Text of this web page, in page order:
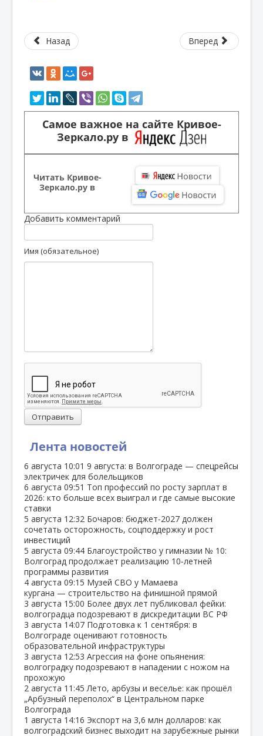
Лента новостей
6 августа 10:01 9 августа: в Волгограде — спецрейсы
электричек для болельщиков
6 августа 09:51 Топ профессий по росту зарплат в
2026: кто больше всех выиграл и где самые высокие
ставки
5 августа 12:32 Бочаров: бюджет‑2027 должен
сочетать осторожность, соцподдержку и рост
инвестиций
5 августа 09:44 Благоустройство у гимназии № 10:
Волгоград продолжает реализацию 10‑летней
программы развития
4 августа 09:15 Музей СВО у Мамаева
кургана — строительство на финишной прямой
3 августа 15:00 Более двух лет публиковал фейки:
волгоградца подозревают в дискредитации ВС РФ
3 августа 14:07 Подготовка к 1 сентября: в
Волгограде оценивают готовность
образовательной инфраструктуры
3 августа 12:53 Агрессия на фоне опьянения:
волгоградку подозревают в нападении с ножом на
прохожую
2 августа 11:45 Лето, арбузы и веселье: как прошёл
„Арбузный переполох“ в Центральном парке
Волгограда
1 августа 14:16 Экспорт на 3,6 млн долларов: как
волгоградский бизнес выходит на зарубежные рынки
Назад Вперед
Самое важное на сайте Кривое-
Зеркало.ру в
Читать Кривое-
Зеркало.ру в
Добавить комментарий
Имя (обязательное)
Отправить